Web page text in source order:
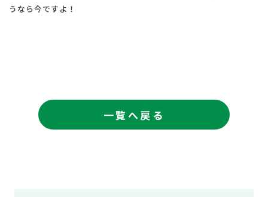
うなら今ですよ！
一覧へ戻る